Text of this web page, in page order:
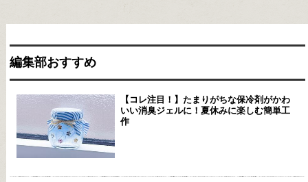
編集部おすすめ
【コレ注目！】たまりがちな保冷剤がかわ
いい消臭ジェルに！夏休みに楽しむ簡単工
作